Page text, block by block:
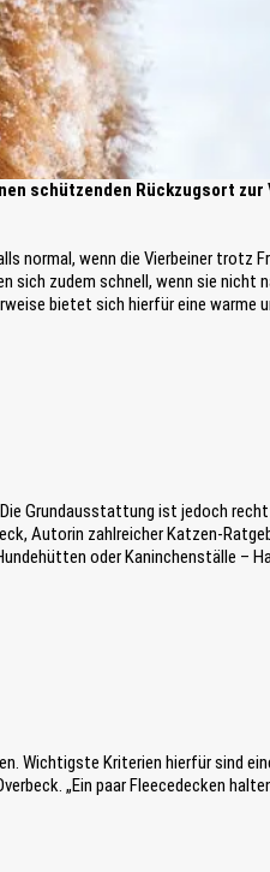
schützenden Rückzugsort
normal, wenn die Vierbeiner trotz
sich zudem schnell, wenn sie nicht
bietet sich hierfür eine warme
Grundausstattung ist jedoch recht
Autorin zahlreicher Katzen-
oder Kaninchenställe –
Wichtigste Kriterien hierfür sind
„Ein paar Fleecedecken